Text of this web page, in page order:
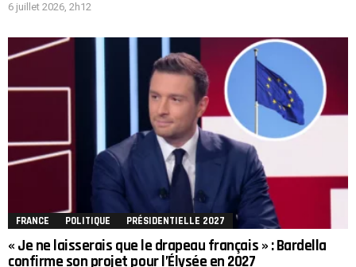
6 juillet 2026, 2h12
FRANCE POLITIQUE PRÉSIDENTIELLE 2027
« Je ne laisserais que le drapeau français » : Bardella
confirme son projet pour l’Élysée en 2027